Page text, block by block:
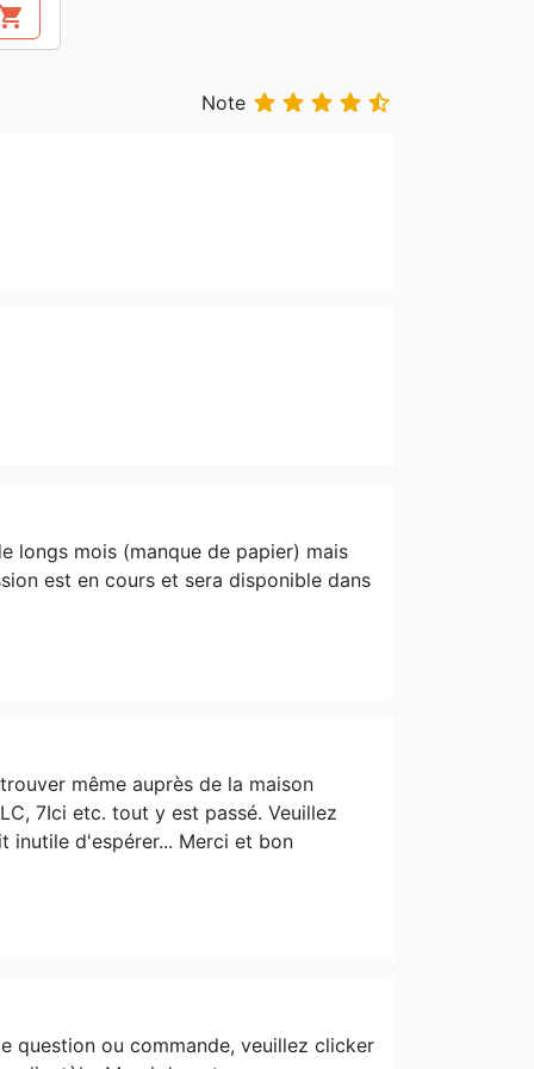
Note     
longs mois (manque de papier) mais
est en cours et sera disponible dans
même auprès de la maison
7Ici etc. tout y est passé. Veuillez
inutile d'espérer... Merci et bon
question ou commande, veuillez clicker